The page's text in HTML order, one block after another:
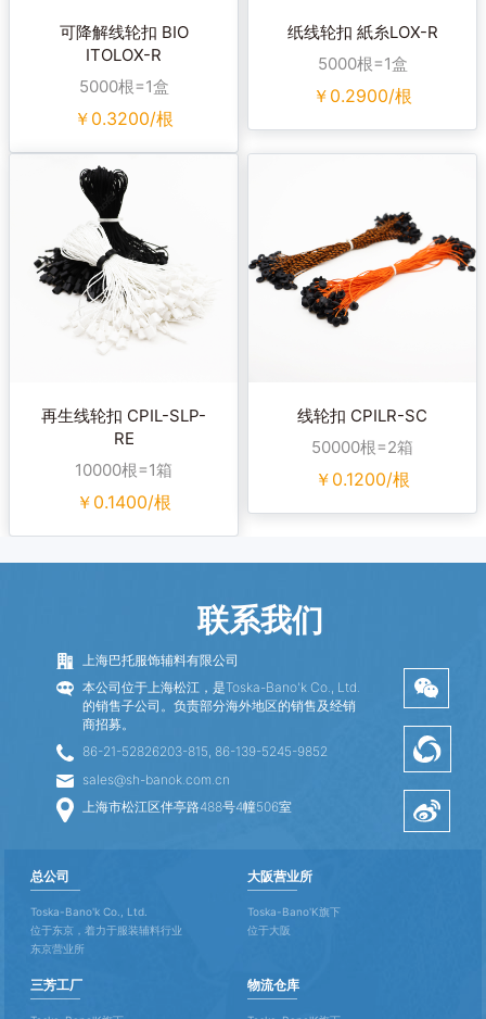
可降解线轮扣 BIO
ITOLOX-R
5000根=1盒
￥ 0.3200/根
纸线轮扣 紙糸LOX-R
5000根=1盒
￥ 0.2900/根
再生线轮扣 CPIL-SLP-
RE
10000根=1箱
￥ 0.1400/根
线轮扣 CPILR-SC
50000根=2箱
￥ 0.1200/根
联系我们
上海巴托服饰辅料有限公司
本公司位于上海松江，是Toska-Bano'k Co., Ltd.
的销售子公司。负责部分海外地区的销售及经销
商招募。
86-21-52826203-815, 86-139-5245-9852
sales@sh-banok.com.cn
上海市松江区伴亭路488号4幢506室
总公司
Toska-Bano'k Co., Ltd.
位于东京，着力于服装辅料行业
东京营业所
大阪营业所
Toska-Bano'K旗下
位于大阪
三芳工厂 物流仓库